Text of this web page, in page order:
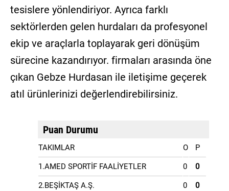
tesislere yönlendiriyor. Ayrıca farklı
sektörlerden gelen hurdaları da profesyonel
ekip ve araçlarla toplayarak geri dönüşüm
sürecine kazandırıyor. firmaları arasında öne
çıkan Gebze Hurdasan ile iletişime geçerek
atıl ürünlerinizi değerlendirebilirsiniz.
Puan Durumu
TAKIMLAR O P
1.AMED SPORTİF FAALİYETLER 0 0
2.BEŞİKTAŞ A.Ş. 0 0